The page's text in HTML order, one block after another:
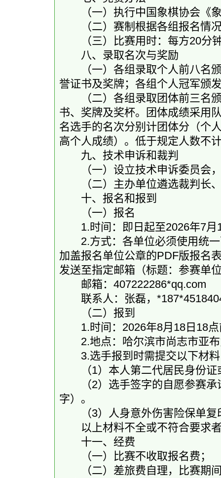
（一）执行中国象棋协会《象
（二）赛制根据各组报名情
（三）比赛用时：每方20分钟
八、录取名次与奖励
（一）各组录取个人前八名颁
誉证书及奖牌；各组个人冠军颁
（二）各组录取团体前三名颁
书、奖牌及奖杯。团体成绩采用
名选手的名次分别计团体分（个
高个人成绩）。低于规定人数不
九、技术申诉和裁判
（一）设立技术申诉委员会，
（二）主办单位遴选裁判长、
十、报名和报到
（一）报名
1.时间：即日起至2026年7月
2.方式：各单位必须使用统一
加盖报名单位公章的PDF版报名
发送至指定邮箱（标题：参赛单
邮箱：407222286*qq.com
联系人：张磊，
（二）报到
1.时间：2026年8月18日18点
2.地点：哈尔滨市尚志市亚布
3.选手报到时需提交以下材
（1）本人第二代居民身份证
（2）选手签字的自愿参赛承
字）。
（3）人身意外伤害险保单复
以上材料不全或不符合要求
十一、经费
（一）比赛不收取报名费；
（二）差旅费自理，比赛期间